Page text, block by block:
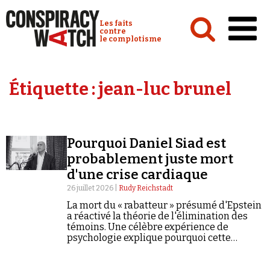
Conspiracy Watch :
Les faits
contre
le complotisme
Analyses
Vidéos
Émissions
Revues de presse
Étiquette :jean-luc brunel
Pourquoi Daniel Siad est
probablement juste mort
d'une crise cardiaque
26 juillet 2026 | Rudy Reichstadt
La mort du « rabatteur » présumé d'Epstein
a réactivé la théorie de l'élimination des
témoins. Une célèbre expérience de
psychologie explique pourquoi cette